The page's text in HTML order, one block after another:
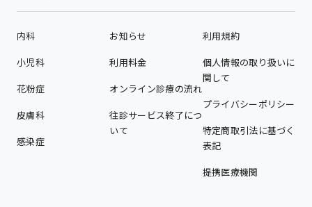
内科
小児科
花粉症
皮膚科
感染症
お知らせ
利用料金
オンライン診療の流れ
往診サービス終了につ
いて
利用規約
個人情報の取り扱いに
関して
プライバシーポリシー
特定商取引法に基づく
表記
提携医療機関